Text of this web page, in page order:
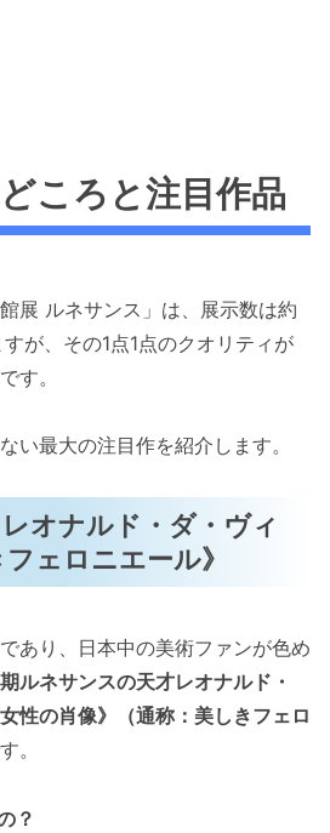
ころと注目作品
展 ルネサンス」は、展示数は約
が、その1点1点のクオリティが
す。
い最大の注目作を紹介します。
オナルド・ダ・ヴィ
ェロニエール》
あり、日本中の美術ファンが色め
ルネサンスの天才レオナルド・
性の肖像》（通称：美しきフェロ
。
？